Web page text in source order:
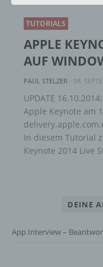
TUTORIALS
APPLE
AUF
PAUL STELZER - 08.
UPDATE
Apple Keynote am
In diesem Tutorial
Keynote 2014 Live
DEINE
App Interview –
Die
Begrifflichkeiten,
Richtlinien- und
der Datenschutz-
verwendet
soll sowohl für
unsere Kunden